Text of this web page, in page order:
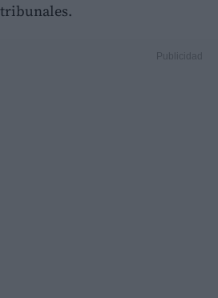
tribunales.